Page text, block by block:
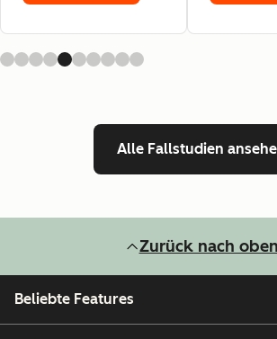
Alle Fallstudien
Zurück nach oben
Beliebte Features